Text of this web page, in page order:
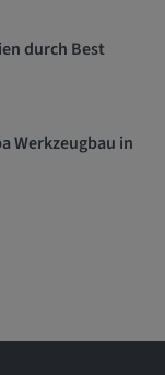
durch Best
Werkzeugbau in
um das
Website